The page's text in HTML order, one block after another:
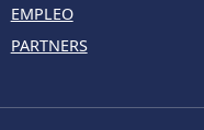
EMPLEO
PARTNERS